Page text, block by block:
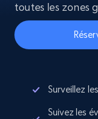
toutes les zones
Surveillez
Suivez les